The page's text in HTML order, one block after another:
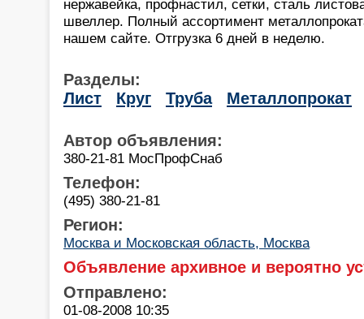
нержавейка, профнастил, сетки, сталь
швеллер. Полный ассортимент
нашем сайте. Отгрузка 6 дней в неделю.
Разделы:
Лист
Круг Труба Металлопрокат
Автор объявления:
380-21-81 МосПрофСнаб
Телефон:
(495) 380-21-81
Регион:
Москва и Московская область, Москва
Объявление архивное и вероятно
Отправлено:
01-08-2008 10:35